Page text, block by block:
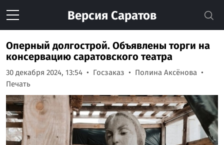
Версия Саратов
Оперный долгострой. Объявлены торги на
консервацию саратовского театра
30 декабря 2024, 13:54 Госзаказ
Полина Аксёнова
Печать